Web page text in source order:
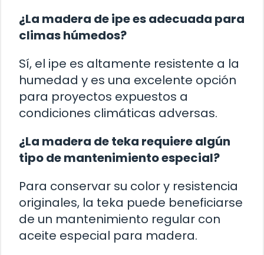
¿La madera de ipe es adecuada para
climas húmedos?
Sí, el ipe es altamente resistente a la
humedad y es una excelente opción
para proyectos expuestos a
condiciones climáticas adversas.
¿La madera de teka requiere algún
tipo de mantenimiento especial?
Para conservar su color y resistencia
originales, la teka puede beneficiarse
de un mantenimiento regular con
aceite especial para madera.